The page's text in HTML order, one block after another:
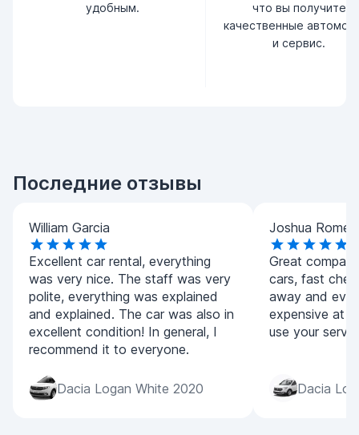
удобным.
что вы получите
качественные
и сервис.
Последние отзывы
William Garcia
Excellent car rental, everything
was very nice. The staff was very
polite, everything was explained
and explained. The car was also in
excellent condition! In general, I
recommend it to everyone.
Dacia Logan White 2020
Joshua
Great
cars, fast
away and
expensive at
use your
Dacia